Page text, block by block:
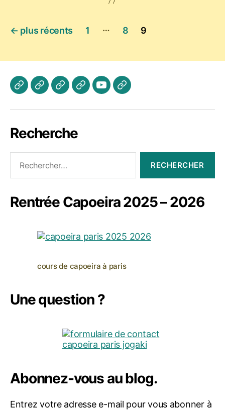
Pagination
publications
← plus récents 1 … 8 9
Actualités
Les
A
PhotosVidéoContactez
Recherche
Rentrée Capoeira 2025 – 2026
cours de capoeira à paris
Une question ?
Abonnez-vous au blog.
Entrez votre adresse e-mail pour vous abonner à